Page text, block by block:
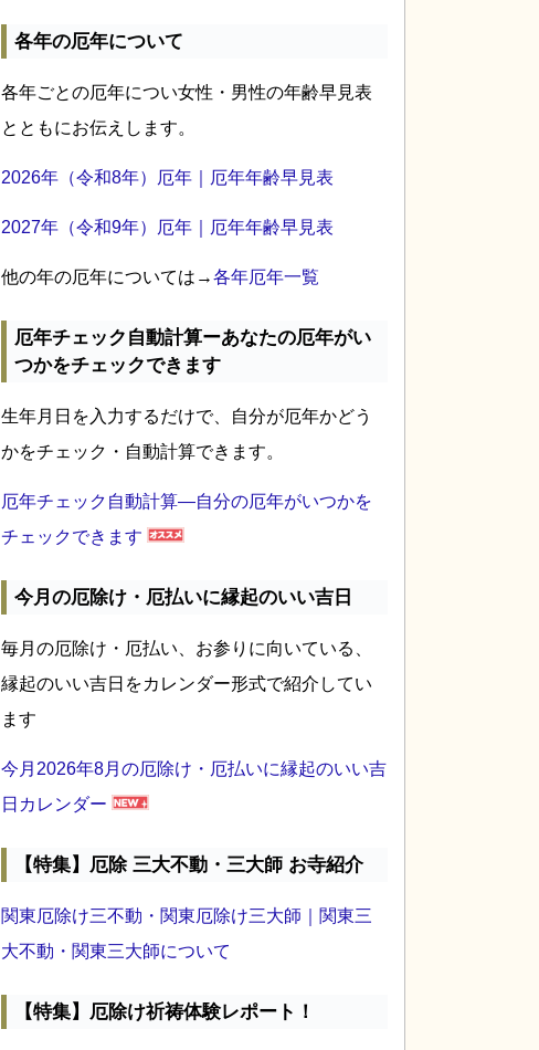
各年の厄年について
各年ごとの厄年につい女性・男性の年齢早見表
とともにお伝えします。
2026年（令和8年）厄年｜厄年年齢早見表
2027年（令和9年）厄年｜厄年年齢早見表
他の年の厄年については→各年厄年一覧
厄年チェック自動計算ーあなたの厄年がい
つかをチェックできます
生年月日を入力するだけで、自分が厄年かどう
かをチェック・自動計算できます。
厄年チェック自動計算―自分の厄年がいつかを
チェックできます
今月の厄除け・厄払いに縁起のいい吉日
毎月の厄除け・厄払い、お参りに向いている、
縁起のいい吉日をカレンダー形式で紹介してい
ます
今月2026年8月の厄除け・厄払いに縁起のいい吉
日カレンダー
【特集】厄除 三大不動・三大師 お寺紹介
関東厄除け三不動・関東厄除け三大師｜関東三
大不動・関東三大師について
【特集】厄除け祈祷体験レポート！